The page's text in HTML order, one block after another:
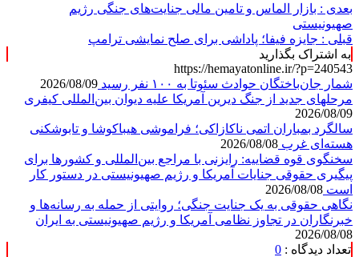
بعدی : بازار الماس‌ و تامین مالی جنایت‌های جنگی رژیم
صهیونیستی
قبلی : جایزه فیفا؛ پاداشی برای صلح نمایشی ترامپ
به اشتراک بگذارید
https://hemayatonline.ir/?p=240543
شمار جان‌باختگان حوادث سئوتا به ۱۰۰ نفر رسید
2026/08/09
مرحله‎ای جدید از جنگ دیرین آمریکا علیه دیوان بین‌المللی کیفری
2026/08/09
سالگرد بمباران اتمی ناکازاکی؛ فراموشی هیباکوشا و تابوشکنی
هسته‌ای غرب 2026/08/08
سخنگوی قوه قضاییه: رایزنی‌ با مراجع بین‌المللی و کشور‌ها برای
پیگیری حقوقی جنایات آمریکا و رژیم صهیونیستی در دستور کار
است 2026/08/08
نگاهی حقوقی به یک جنایت جنگی؛ روایتی از حمله به رسانه‌ها و
خبرنگاران در تجاوز نظامی آمریکا و رژیم صهیونیستی به ایران
2026/08/08
تعداد دیدگاه : 0